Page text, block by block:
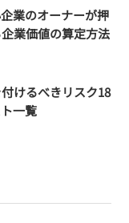
業のオーナーが押
業価値の算定方法
付けるべきリスク18
一覧